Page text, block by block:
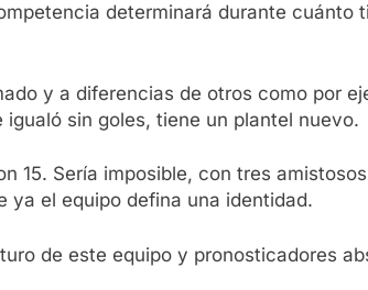
determinará durante cuánto
y a diferencias de otros como por
sin goles, tiene un plantel nuevo.
15. Sería imposible, con tres
ya el equipo defina una identidad.
de este equipo y pronosticadores